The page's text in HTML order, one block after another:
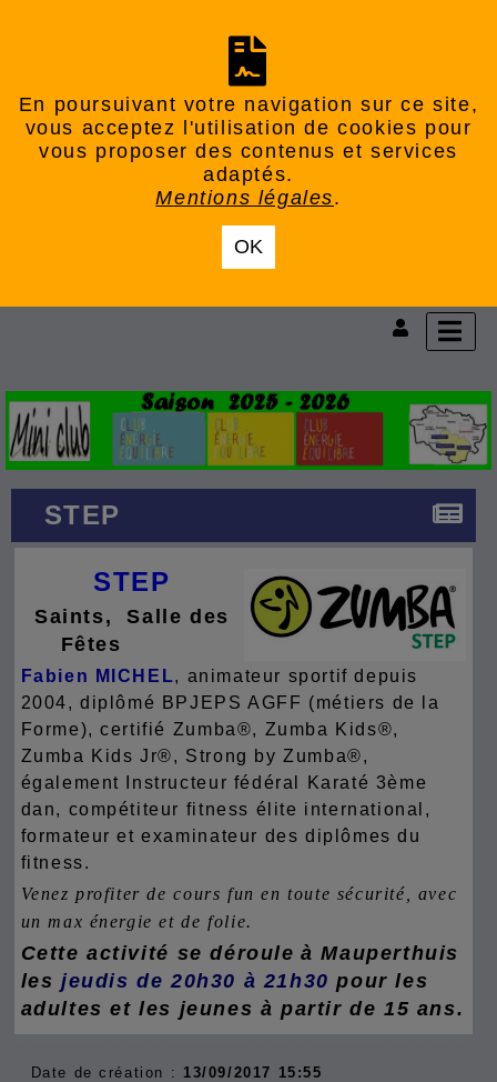
En poursuivant votre navigation sur ce site,
vous acceptez l'utilisation de cookies pour
vous proposer des contenus et services
adaptés.
Mentions légales.
OK
STEP
STEP
Saints, Salle des
Fêtes
Fabien MICHEL, animateur sportif depuis
2004, diplômé BPJEPS AGFF (métiers de la
Forme), certifié Zumba®, Zumba Kids®,
Zumba Kids Jr®, Strong by Zumba®,
également Instructeur fédéral Karaté 3ème
dan, compétiteur fitness élite international,
formateur et examinateur des diplômes du
fitness.
Venez profiter de cours fun en toute sécurité, avec
un max énergie et de folie.
Cette activité se déroule à Mauperthuis
les jeudis de 20h30 à 21h30pour les
adultes et les jeunes à partir de 15 ans.
Date de création : 13/09/2017 15:55